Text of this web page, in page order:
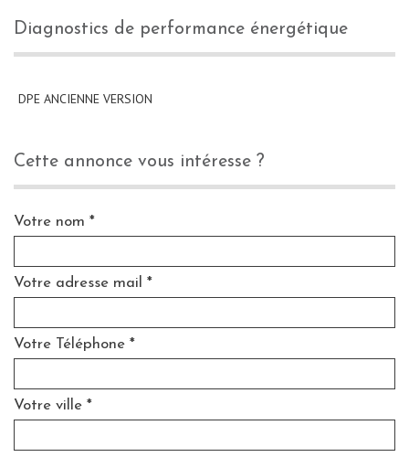
diagnostics de performance énergétique
DPE ANCIENNE VERSION
cette annonce vous intéresse ?
Votre nom *
Votre adresse mail *
Votre Téléphone *
Votre ville *